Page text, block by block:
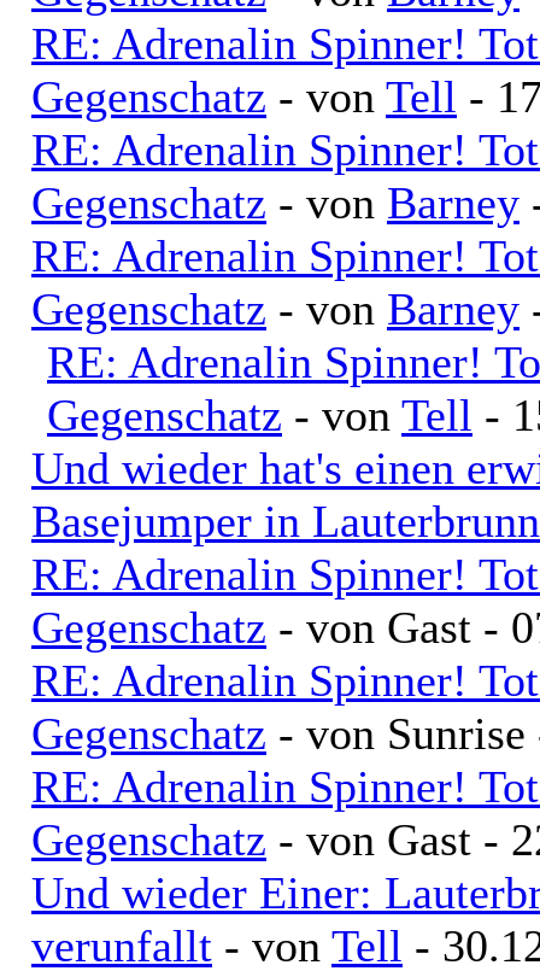
RE: Adrenalin Spinner!
Gegenschatz - von Tell -
RE: Adrenalin Spinner!
Gegenschatz - von Barney
RE: Adrenalin Spinner!
Gegenschatz - von Barney
RE: Adrenalin Spinner!
Gegenschatz - von Tell -
Und wieder hat's einen
Basejumper in
RE: Adrenalin Spinner!
Gegenschatz - von Gast -
RE: Adrenalin Spinner!
Gegenschatz - von
RE: Adrenalin Spinner!
Gegenschatz - von Gast -
Und wieder Einer:
verunfallt - von Tell -